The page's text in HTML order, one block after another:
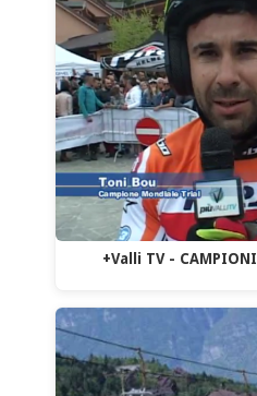
+Valli TV -